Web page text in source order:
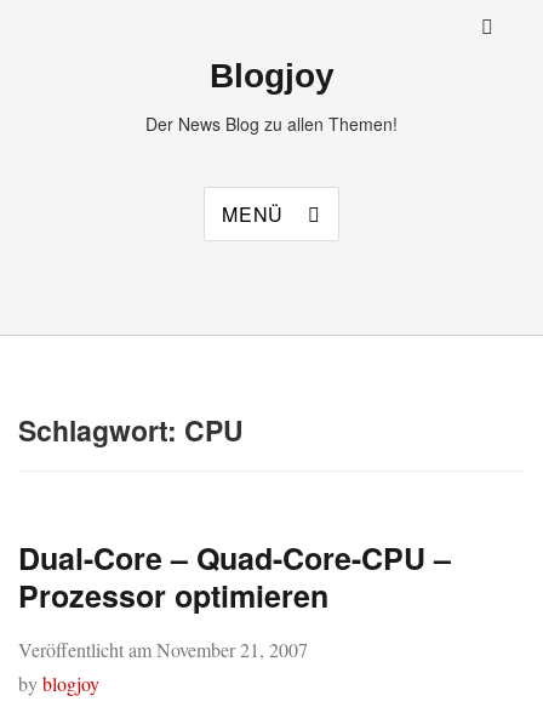
Blogjoy
Der News Blog zu allen Themen!
MENÜ
Schlagwort: CPU
Dual-Core – Quad-Core-CPU –
Prozessor optimieren
Veröffentlicht amNovember 21, 2007
byblogjoy